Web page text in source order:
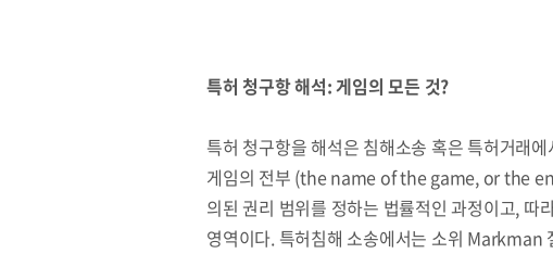
특허 청구항 해석: 게임의 모든 것?
특허 청구항을 해석은 침해소송 혹은 특허거래
게임의 전부 (the name of the game, or the
의된 권리 범위를 정하는 법률적인 과정이고, 따
영역이다. 특허침해 소송에서는 소위 Markman